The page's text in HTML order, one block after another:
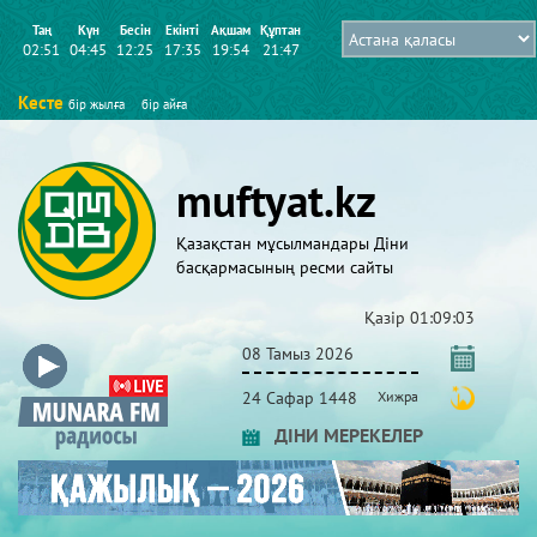
Таң
02:51
Күн
04:45
Бесін
12:25
Екінті
17:35
Ақшам
19:54
Құптан
21:47
Кесте бір жылға бір айға
muftyat.kz
Қазақстан мұсылмандары Діни
басқармасының ресми сайты
Қазір 01:09:03
08 Тамыз 2026
24 Сафар 1448 Хижра
ДІНИ МЕРЕКЕЛЕР